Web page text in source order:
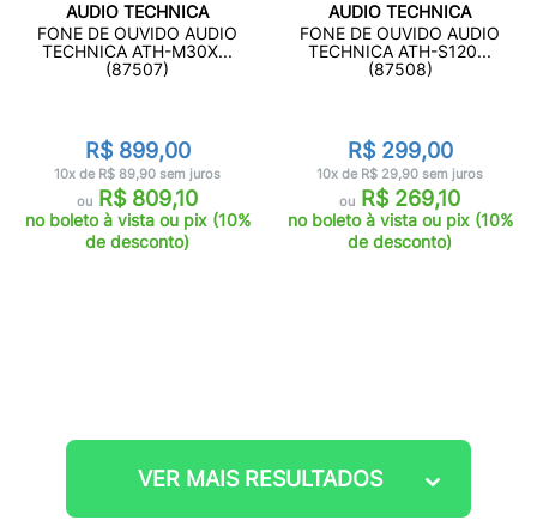
AUDIO TECHNICA
FONE DE OUVIDO AUDIO
TECHNICA ATH-M30X...
(87507)
R$ 899,00
10x de R$ 89,90 sem juros
ou R$ 809,10
no boleto à vista ou pix (10%
de desconto)
AUDIO TECHNICA
FONE DE OUVIDO AUDIO
TECHNICA ATH-S120...
(87508)
R$ 299,00
10x de R$ 29,90 sem juros
ou R$ 269,10
no boleto à vista ou pix (10%
de desconto)
VER MAIS RESULTADOS